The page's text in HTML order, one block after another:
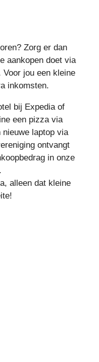
Zorg er dan
aankopen doet via
Voor jou een kleine
inkomsten.
bij Expedia of
een pizza via
nieuwe laptop via
ontvangt
in onze
alleen dat kleine